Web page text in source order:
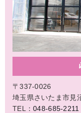
〒337-0026
埼玉県さいたま市見
TEL：048-685-2211